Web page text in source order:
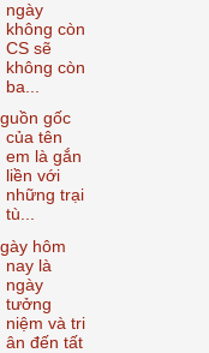
ngày
không còn
CS sẽ
không còn
ba...
gốc
của tên
em là gắn
liền với
những trại
tù...
hôm
nay là
ngày
tưởng
niệm và tri
ân đến tất